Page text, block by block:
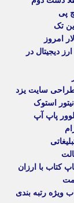
پی
تک
امروز
دیجیتال در
طراحی سایت یزد
استوک
پاپ آپ
کتاب با ارزان
ویژه رتبه بندی